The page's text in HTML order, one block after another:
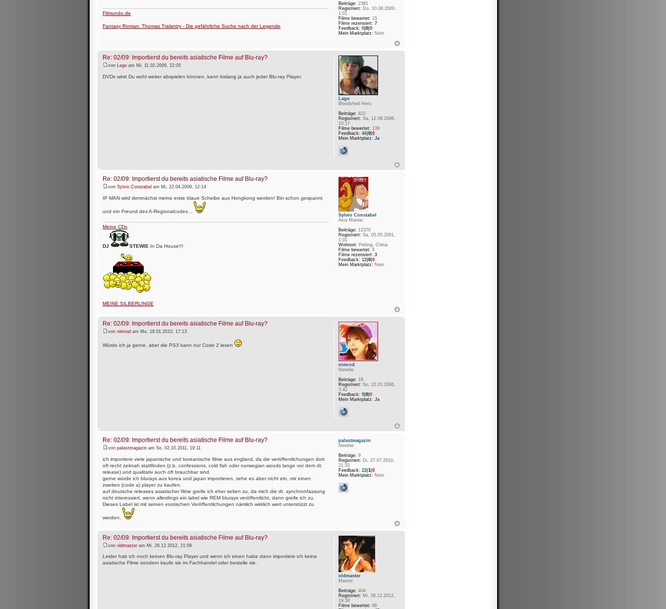
Filmundo.de
Fantasy Roman: Thomas Tralantry - Die gefährliche Suche nach der Legende
Beiträge: 2381
Registriert: Do, 10.08.2000,
1:01
Filme bewertet: 15
Filme rezensiert: 7
Feedback: 0 0 0
Mein Marktplatz: Nein
Re: 02/09: Importierst du bereits asiatische Filme auf Blu-ray?
von Lago am Mi, 11.02.2009, 22:05
DVDs wirst Du wohl weiter abspielen können, kann bislang ja auch jeder Blu-ray Player.
Lago
Bloodshed Hero
Beiträge: 822
Registriert: Sa, 12.08.2006,
10:17
Filme bewertet: 139
Feedback: 46 0 0
Mein Marktplatz: Ja
Re: 02/09: Importierst du bereits asiatische Filme auf Blu-ray?
von Sylvio Constabel am Mi, 22.04.2009, 12:14
IP MAN wird demnächst meine erste blaue Scheibe aus Hongkong werden! Bin schon gespannt
und ein Freund des A-Regionalcodes...
Meine CDs
DJ STEWIE In Da House!!!
MEINE SILBERLINGE
Sylvio Constabel
Asia Maniac
Beiträge: 12370
Registriert: Sa, 05.05.2001,
1:01
Wohnort: Peking, China
Filme bewertet: 6
Filme rezensiert: 3
Feedback: 12 0 0
Mein Marktplatz: Nein
Re: 02/09: Importierst du bereits asiatische Filme auf Blu-ray?
von nimrod am Mo, 18.01.2010, 17:13
Würde ich ja gerne, aber die PS3 kann nur Code 2 lesen
nimrod
Newbie
Beiträge: 18
Registriert: So, 22.01.2006,
3:42
Feedback: 9 0 0
Mein Marktplatz: Ja
Re: 02/09: Importierst du bereits asiatische Filme auf Blu-ray?
von palastmagazin am So, 02.10.2011, 19:11
ich importiere viele japanische und koreanische filme aus england, da die veröffentlichungen dort
oft recht zeitnah stattfinden (z.b. confessions, cold fish oder norwegian woods lange vor dem dt.
release) und qualitativ auch oft brauchbar sind.
gerne würde ich blurays aus korea und japan importieren, sehe es aber nicht ein, mir einen
zweiten (code a) player zu kaufen.
auf deutsche releases asiatischer filme greife ich eher selten zu, da mich die dt. synchronfassung
nicht interessiert. wenn allerdings ein label wie REM blurays veröffentlicht, dann greife ich zu.
Dieses Label ist mit seinen exotischen Veröffentlichungen nämlich wirklich wert unterstützt zu
werden.
palastmagazin
Newbie
Beiträge: 9
Registriert: Di, 27.07.2010,
21:32
Feedback: 22 1 0
Mein Marktplatz: Nein
Re: 02/09: Importierst du bereits asiatische Filme auf Blu-ray?
von oldmaster am Mi, 26.12.2012, 21:09
Leider hab ich noch keinen Blu-ray Player und wenn ich einen habe dann importiere ich keine
asiatische Filme sondern kaufe sie im Fachhandel oder bestelle sie.
oldmaster
Master
Beiträge: 404
Registriert: Mi, 26.12.2012,
19:38
Filme bewertet: 86